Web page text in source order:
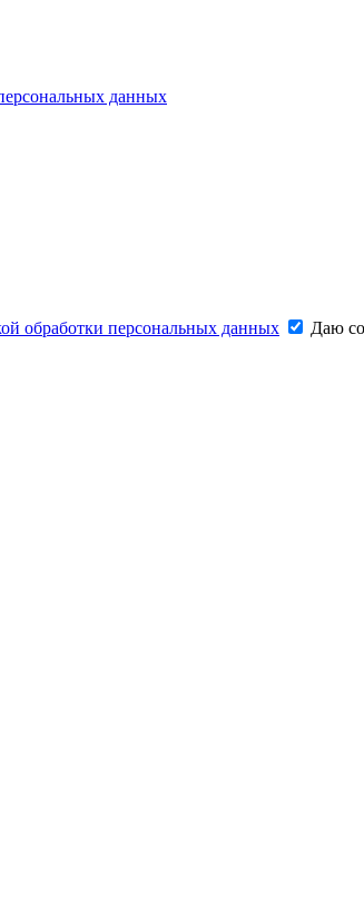
данных
обработки персональных данных Даю